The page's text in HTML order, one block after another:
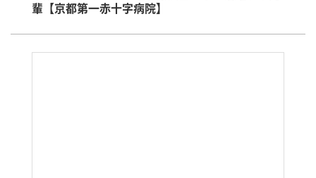
輩【京都第一赤十字病院】